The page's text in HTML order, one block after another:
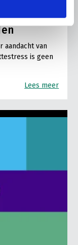
aandacht van
is geen
Lees meer